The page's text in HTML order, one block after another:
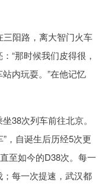
阳路，离大智门火车
“那时候我们皮得很，
内玩耍。”在他记忆
38次列车前往北京。
，自诞生后历经5次更
至如今的D38次。每一
每一次提速，武汉都